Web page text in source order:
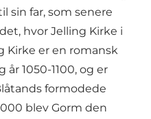
sin far, som senere
hvor Jelling Kirke i
Kirke er en romansk
1050-1100, og er
formodede
blev Gorm den